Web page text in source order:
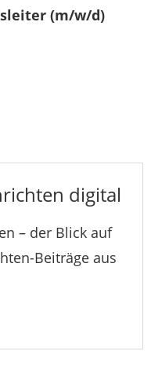
(m/w/d)
digital
– der Blick auf
Beiträge aus